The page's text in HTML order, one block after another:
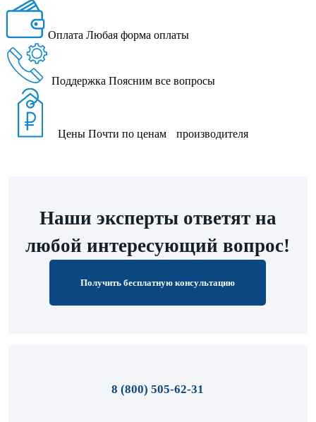
Оплата Любая форма оплаты
Поддержка Поясним все вопросы
Цены Почти по ценам производителя
Наши эксперты ответят на
любой интересующий вопрос!
Получить бесплатную консультацию
8 (800) 505-62-31